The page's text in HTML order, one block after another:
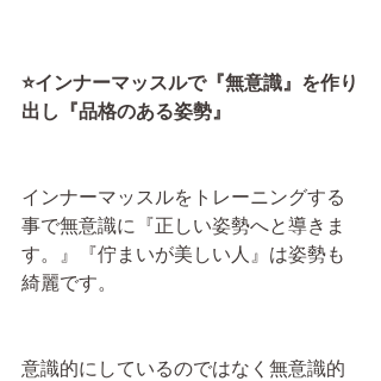
⭐️インナーマッスルで『無意識』を作り
出し『品格のある姿勢』
インナーマッスルをトレーニングする
事で無意識に『正しい姿勢へと導きま
す。』『佇まいが美しい人』は姿勢も
綺麗です。
意識的にしているのではなく無意識的